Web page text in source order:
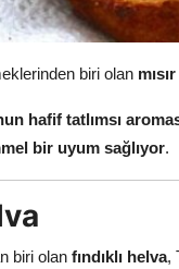
biri olan
hafif tatlımsı
bir uyum sağlıyor.
biri olan fındıklı helva,